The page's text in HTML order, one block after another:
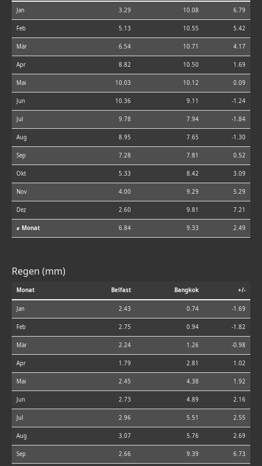
Jan 3.29 10.08 6.79
Feb 5.13 10.55 5.42
Mär 6.54 10.71 4.17
Apr 8.82 10.50 1.69
Mai 10.03 10.12 0.09
Jun 10.36 9.11 -1.24
Jul 9.78 7.94 -1.84
Aug 8.95 7.65 -1.30
Sep 7.28 7.81 0.52
Okt 5.33 8.42 3.09
Nov 4.00 9.29 5.29
Dez 2.60 9.81 7.21
⌀ Monat 6.84 9.33 2.49
Regen (mm)
Monat Belfast Bangkok +/-
Jan 2.43 0.74 -1.69
Feb 2.75 0.94 -1.82
Mär 2.24 1.26 -0.98
Apr 1.79 2.81 1.02
Mai 2.45 4.38 1.92
Jun 2.73 4.89 2.16
Jul 2.96 5.51 2.55
Aug 3.07 5.76 2.69
Sep 2.66 9.39 6.73